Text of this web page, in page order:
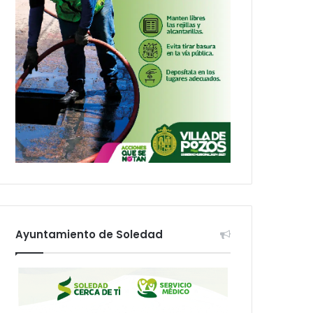
Ayuntamiento de Soledad